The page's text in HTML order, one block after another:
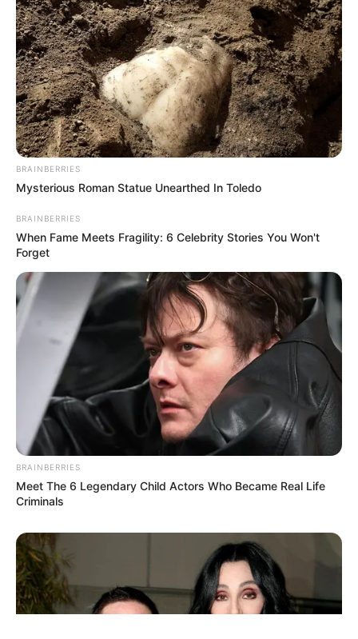
TAGS
ΤΑΥΤΟΤΗΤΑ ΚΑΙ ΕΠΙΚΟΙΝΩΝΙΑ ΟΡΟΙ ΧΡΗΣΗΣ
© 2025 EVIANEWS του Γιώργου Κουτσελίνη
BRAINBERRIES
Mysterious Roman Statue Unearthed In Toledo
BRAINBERRIES
When Fame Meets Fragility: 6 Celebrity Stories You Won't
Forget
BRAINBERRIES
Meet The 6 Legendary Child Actors Who Became Real Life
Criminals